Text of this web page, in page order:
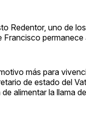
Redentor, uno de
Francisco permanece
más para
de estado del
alimentar la llama